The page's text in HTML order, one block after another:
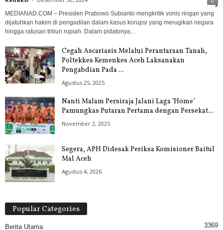
MEDIANAD.COM – Presiden Prabowo Subianto mengkritik vonis ringan yang
dijatuhkan hakim di pengadilan dalam kasus korupsi yang merugikan negara
hingga ratusan triliun rupiah. Dalam pidatonya...
Cegah Ascariasis Melalui Perantaraan Tanah,
Poltekkes Kemenkes Aceh Laksanakan
Pengabdian Pada ...
Agustus 25, 2025
Nanti Malam Persiraja Jalani Laga ‘Home’
Pamungkas Putaran Pertama dengan Persekat...
November 2, 2025
Segera, APH Didesak Periksa Komisioner Baitul
Mal Aceh
Agustus 4, 2026
Popular Categories
Berita Utama 3369